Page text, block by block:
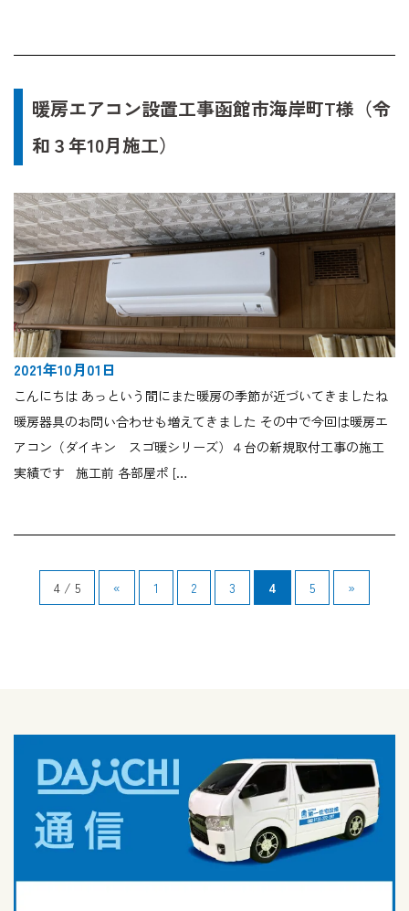
暖房エアコン設置工事函館市海岸町T様（令
和３年10月施工）
2021年10月01日
こんにちは あっという間にまた暖房の季節が近づいてきましたね
暖房器具のお問い合わせも増えてきました その中で今回は暖房エ
アコン（ダイキン スゴ暖シリーズ）４台の新規取付工事の施工
実績です 施工前 各部屋ポ […
4 / 5 « 1 2 3 4 5 »